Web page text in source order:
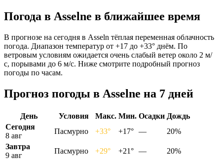
Погода в Asselnе в ближайшее время
В прогнозе на сегодня в Asseln тёплая переменная облачность
погода. Диапазон температур от +17 до +33° днём. По
ветровым условиям ожидается очень слабый ветер около 2 м/
с, порывами до 6 м/с. Ниже смотрите подробный прогноз
погоды по часам.
Прогноз погоды в Asselnе на 7 дней
День Условия Макс. Мин. Осадки Дождь
Сегодня
8 авг
Пасмурно +33° +17° —
20%
Завтра
9 авг
Пасмурно +29° +21° —
20%